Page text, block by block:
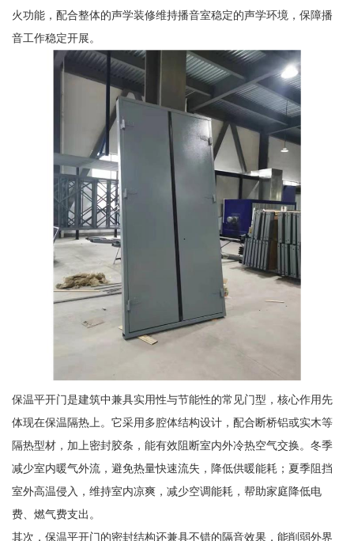
火功能，配合整体的声学装修维持播音室稳定的声学环境，保障播
音工作稳定开展。
保温平开门是建筑中兼具实用性与节能性的常见门型，核心作用先
体现在保温隔热上。它采用多腔体结构设计，配合断桥铝或实木等
隔热型材，加上密封胶条，能有效阻断室内外冷热空气交换。冬季
减少室内暖气外流，避免热量快速流失，降低供暖能耗；夏季阻挡
室外高温侵入，维持室内凉爽，减少空调能耗，帮助家庭降低电
费、燃气费支出。
其次，保温平开门的密封结构还兼具不错的隔音效果，能削弱外界